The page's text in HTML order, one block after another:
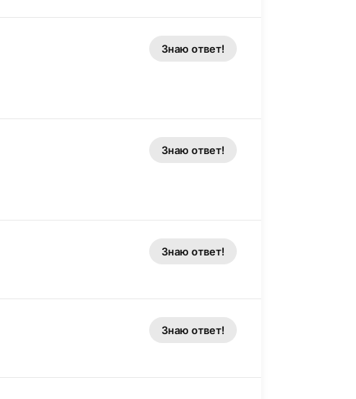
Знаю ответ!
Знаю ответ!
Знаю ответ!
Знаю ответ!